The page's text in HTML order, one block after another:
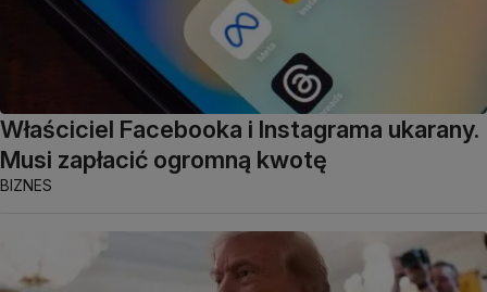
Właściciel Facebooka i Instagrama ukarany.
Musi zapłacić ogromną kwotę
BIZNES